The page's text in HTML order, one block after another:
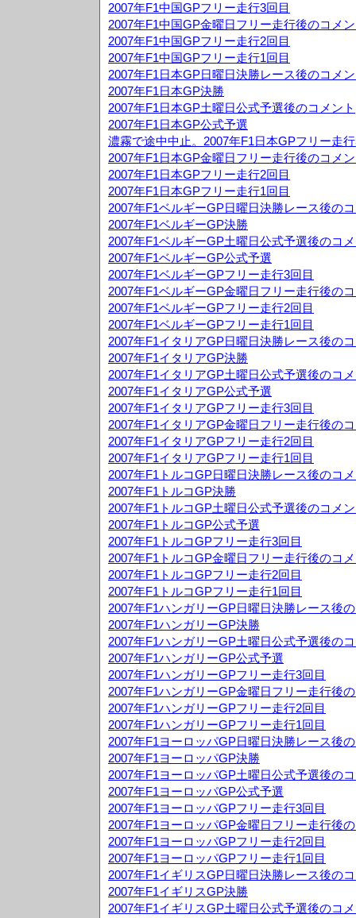
2007年F1中国GPフリー走行3回目
2007年F1中国GP金曜日フリー走行後のコメ
2007年F1中国GPフリー走行2回目
2007年F1中国GPフリー走行1回目
2007年F1日本GP日曜日決勝レース後のコメ
2007年F1日本GP決勝
2007年F1日本GP土曜日公式予選後のコメント
2007年F1日本GP公式予選
濃霧で途中中止。2007年F1日本GPフリー走
2007年F1日本GP金曜日フリー走行後のコメ
2007年F1日本GPフリー走行2回目
2007年F1日本GPフリー走行1回目
2007年F1ベルギーGP日曜日決勝レース後の
2007年F1ベルギーGP決勝
2007年F1ベルギーGP土曜日公式予選後のコ
2007年F1ベルギーGP公式予選
2007年F1ベルギーGPフリー走行3回目
2007年F1ベルギーGP金曜日フリー走行後の
2007年F1ベルギーGPフリー走行2回目
2007年F1ベルギーGPフリー走行1回目
2007年F1イタリアGP日曜日決勝レース後の
2007年F1イタリアGP決勝
2007年F1イタリアGP土曜日公式予選後のコ
2007年F1イタリアGP公式予選
2007年F1イタリアGPフリー走行3回目
2007年F1イタリアGP金曜日フリー走行後の
2007年F1イタリアGPフリー走行2回目
2007年F1イタリアGPフリー走行1回目
2007年F1トルコGP日曜日決勝レース後のコ
2007年F1トルコGP決勝
2007年F1トルコGP土曜日公式予選後のコメ
2007年F1トルコGP公式予選
2007年F1トルコGPフリー走行3回目
2007年F1トルコGP金曜日フリー走行後のコ
2007年F1トルコGPフリー走行2回目
2007年F1トルコGPフリー走行1回目
2007年F1ハンガリーGP日曜日決勝レース後
2007年F1ハンガリーGP決勝
2007年F1ハンガリーGP土曜日公式予選後の
2007年F1ハンガリーGP公式予選
2007年F1ハンガリーGPフリー走行3回目
2007年F1ハンガリーGP金曜日フリー走行後
2007年F1ハンガリーGPフリー走行2回目
2007年F1ハンガリーGPフリー走行1回目
2007年F1ヨーロッパGP日曜日決勝レース後
2007年F1ヨーロッパGP決勝
2007年F1ヨーロッパGP土曜日公式予選後の
2007年F1ヨーロッパGP公式予選
2007年F1ヨーロッパGPフリー走行3回目
2007年F1ヨーロッパGP金曜日フリー走行後
2007年F1ヨーロッパGPフリー走行2回目
2007年F1ヨーロッパGPフリー走行1回目
2007年F1イギリスGP日曜日決勝レース後の
2007年F1イギリスGP決勝
2007年F1イギリスGP土曜日公式予選後のコ